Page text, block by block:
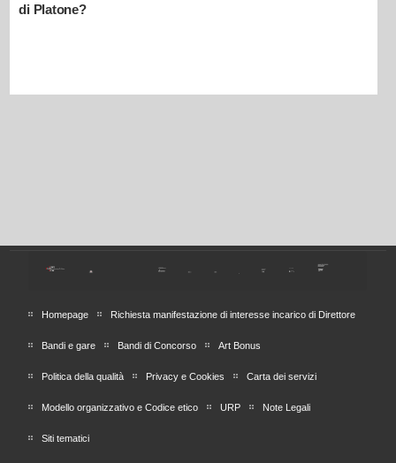
di Platone?
Homepage Richiesta manifestazione di interesse incarico di Direttore
Bandi e gare Bandi di Concorso Art Bonus
Politica della qualità Privacy e Cookies Carta dei servizi
Modello organizzativo e Codice etico URP Note Legali
Siti tematici